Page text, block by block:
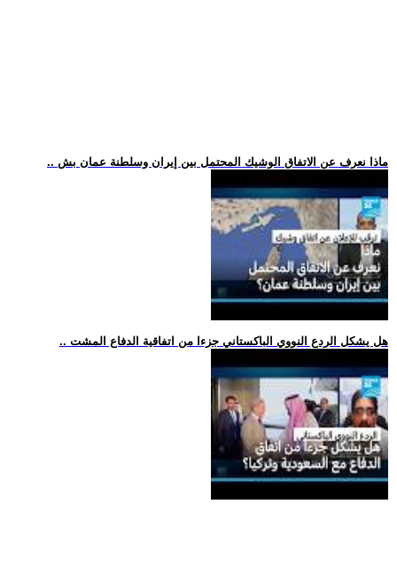
.. ماذا نعرف عن الاتفاق الوشيك المحتمل بين إيران وسلطنة عمان بش
.. هل يشكل الردع النووي الباكستاني جزءا من اتفاقية الدفاع المشت